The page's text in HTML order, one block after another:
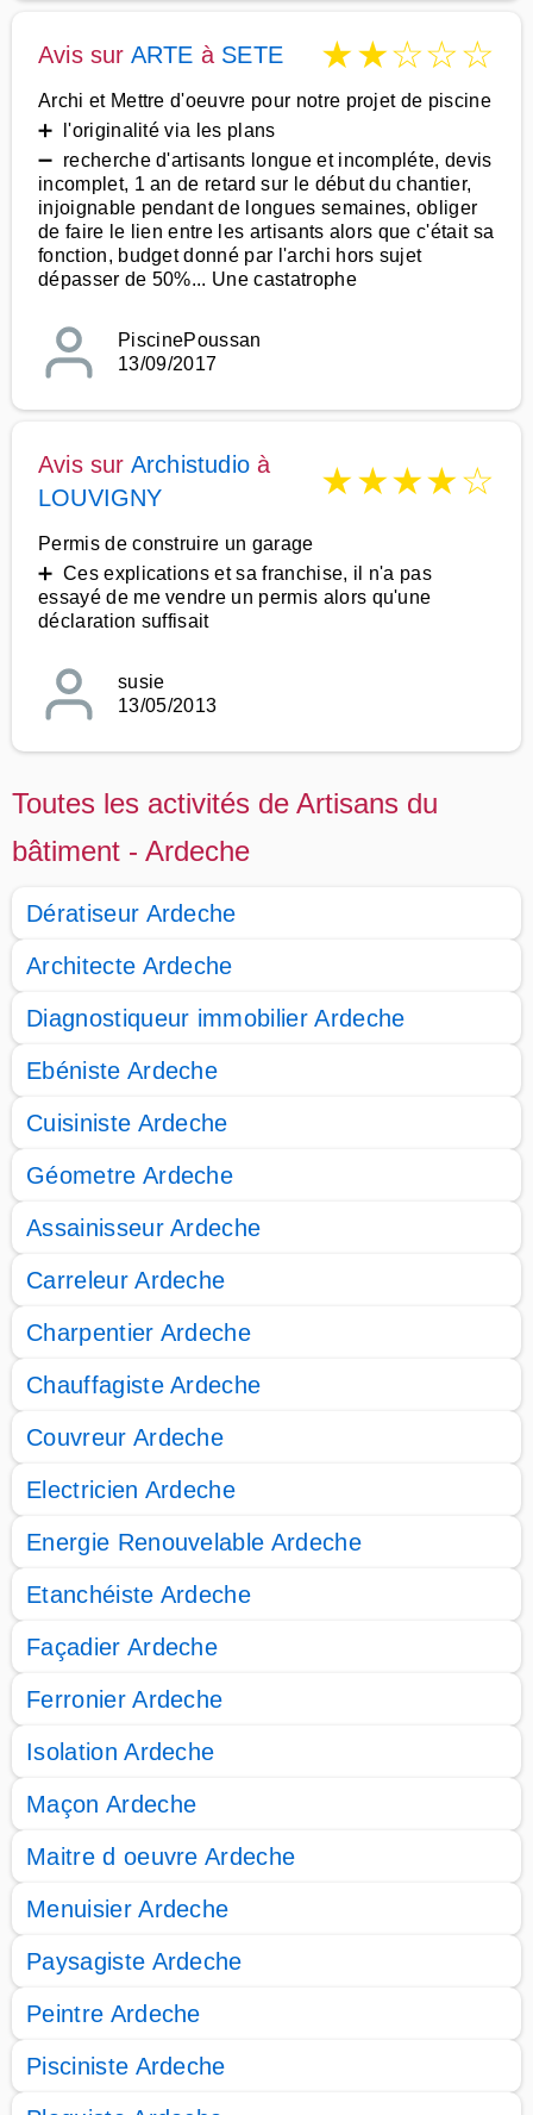
Avis sur ARTE à SETE ★★☆☆☆
Archi et Mettre d'oeuvre pour notre projet de piscine
➕ l'originalité via les plans
➖ recherche d'artisants longue et incompléte, devis
incomplet, 1 an de retard sur le début du chantier,
injoignable pendant de longues semaines, obliger
de faire le lien entre les artisants alors que c'était sa
fonction, budget donné par l'archi hors sujet
dépasser de 50%... Une castatrophe
PiscinePoussan
13/09/2017
Avis sur Archistudio à
LOUVIGNY
★★★★☆
Permis de construire un garage
➕ Ces explications et sa franchise, il n'a pas
essayé de me vendre un permis alors qu'une
déclaration suffisait
susie
13/05/2013
Toutes les activités de Artisans du
bâtiment - Ardeche
Dératiseur Ardeche
Architecte Ardeche
Diagnostiqueur immobilier Ardeche
Ebéniste Ardeche
Cuisiniste Ardeche
Géometre Ardeche
Assainisseur Ardeche
Carreleur Ardeche
Charpentier Ardeche
Chauffagiste Ardeche
Couvreur Ardeche
Electricien Ardeche
Energie Renouvelable Ardeche
Etanchéiste Ardeche
Façadier Ardeche
Ferronier Ardeche
Isolation Ardeche
Maçon Ardeche
Maitre d oeuvre Ardeche
Menuisier Ardeche
Paysagiste Ardeche
Peintre Ardeche
Pisciniste Ardeche